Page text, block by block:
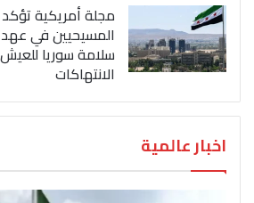
مجلة أمريكية تؤكد
المسيحيين في
سلامة سوريا
الانتهاكات
اخبار عالمية